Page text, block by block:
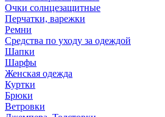
Очки солнцезащитные
Перчатки, варежки
Ремни
Средства по уходу за одеждой
Шапки
Шарфы
Женская одежда
Куртки
Брюки
Ветровки